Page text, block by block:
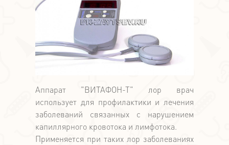
Аппарат "ВИТАФОН-Т" лор врач
использует для профилактики и лечения
заболеваний связанных с нарушением
капиллярного кровотока и лимфотока.
Применяется при таких лор заболеваниях